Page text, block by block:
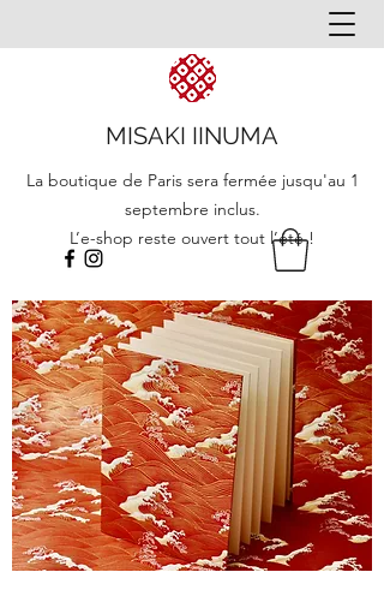
MISAKI IINUMA
La boutique de Paris sera fermée jusqu'au 1
septembre inclus.
L’e-shop reste ouvert tout l’été !